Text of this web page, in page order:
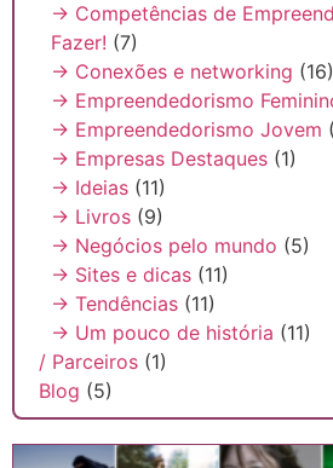
→ Competências de
Fazer! (7)
→ Conexões e networking (16)
→ Empreendedorismo
→ Empreendedorismo Jovem
→ Empresas Destaques (1)
→ Ideias (11)
→ Livros (9)
→ Negócios pelo mundo (5)
→ Sites e dicas (11)
→ Tendências (11)
→ Um pouco de história (11)
/ Parceiros (1)
Blog (5)